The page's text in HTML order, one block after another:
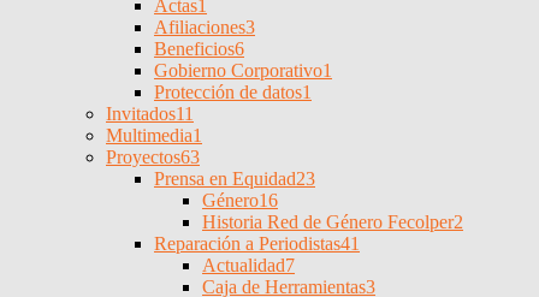
Actas1
Afiliaciones3
Beneficios6
Gobierno Corporativo1
Protección de datos1
Invitados11
Multimedia1
Proyectos63
Prensa en Equidad23
Género16
Historia Red de Género Fecolper2
Reparación a Periodistas41
Actualidad7
Caja de Herramientas3